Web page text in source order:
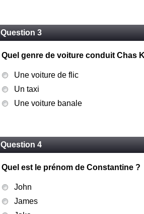
Question 3
Quel genre de voiture conduit Chas
Une voiture de flic
Un taxi
Une voiture banale
Question 4
Quel est le prénom de Constantine ?
John
James